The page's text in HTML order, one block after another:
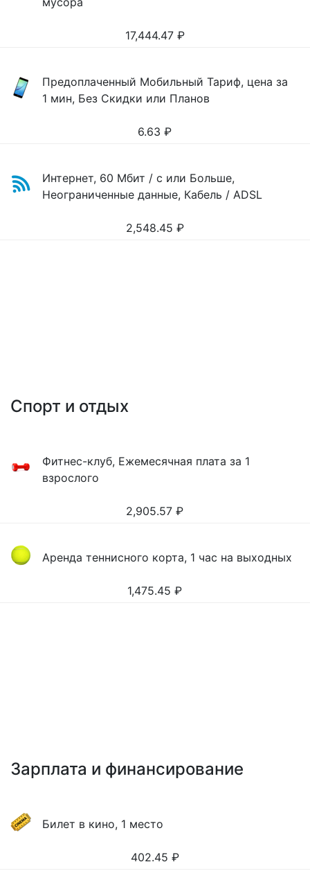
17,444.47 ₽
Предоплаченный Мобильный Тариф, цена за
1 мин, Без Скидки или Планов
6.63 ₽
Интернет, 60 Мбит / с или Больше,
Неограниченные данные, Кабель / ADSL
2,548.45 ₽
Спорт и отдых
Фитнес-клуб, Ежемесячная плата за 1
взрослого
2,905.57 ₽
Аренда теннисного корта, 1 час на выходных
1,475.45 ₽
Зарплата и финансирование
Билет в кино, 1 место
402.45 ₽